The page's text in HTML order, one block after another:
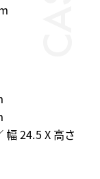
幅 24.5 X 高さ